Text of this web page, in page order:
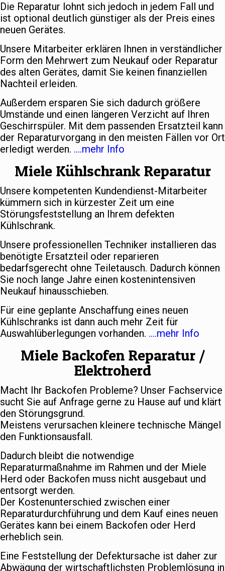
Die Reparatur lohnt sich jedoch in jedem Fall und
ist optional deutlich günstiger als der Preis eines
neuen Gerätes.
Unsere Mitarbeiter erklären Ihnen in verständlicher
Form den Mehrwert zum Neukauf oder Reparatur
des alten Gerätes, damit Sie keinen finanziellen
Nachteil erleiden.
Außerdem ersparen Sie sich dadurch größere
Umstände und einen längeren Verzicht auf Ihren
Geschirrspüler. Mit dem passenden Ersatzteil kann
der Reparaturvorgang in den meisten Fällen vor Ort
erledigt werden. ….mehr Info
Miele Kühlschrank Reparatur
Unsere kompetenten Kundendienst-Mitarbeiter
kümmern sich in kürzester Zeit um eine
Störungsfeststellung an Ihrem defekten
Kühlschrank.
Unsere professionellen Techniker installieren das
benötigte Ersatzteil oder reparieren
bedarfsgerecht ohne Teiletausch. Dadurch können
Sie noch lange Jahre einen kostenintensiven
Neukauf hinausschieben.
Für eine geplante Anschaffung eines neuen
Kühlschranks ist dann auch mehr Zeit für
Auswahlüberlegungen vorhanden. ….mehr Info
Miele Backofen Reparatur /
Elektroherd
Macht Ihr Backofen Probleme? Unser Fachservice
sucht Sie auf Anfrage gerne zu Hause auf und klärt
den Störungsgrund.
Meistens verursachen kleinere technische Mängel
den Funktionsausfall.
Dadurch bleibt die notwendige
Reparaturmaßnahme im Rahmen und der Miele
Herd oder Backofen muss nicht ausgebaut und
entsorgt werden.
Der Kostenunterschied zwischen einer
Reparaturdurchführung und dem Kauf eines neuen
Gerätes kann bei einem Backofen oder Herd
erheblich sein.
Eine Feststellung der Defektursache ist daher zur
Abwägung der wirtschaftlichsten Problemlösung in